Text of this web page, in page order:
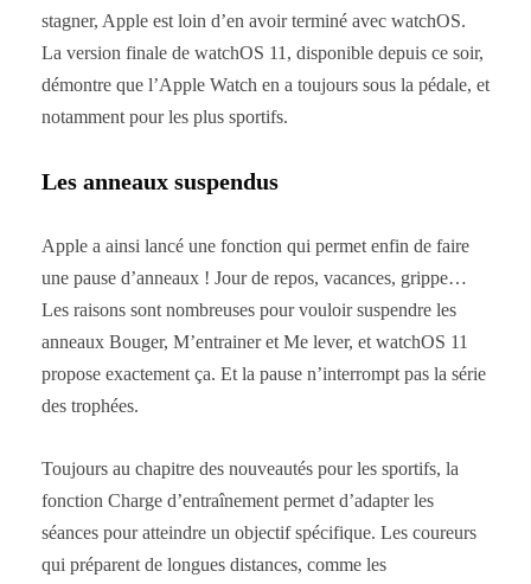
stagner, Apple est loin d’en avoir terminé avec watchOS.
La version finale de watchOS 11, disponible depuis ce soir,
démontre que l’Apple Watch en a toujours sous la pédale, et
notamment pour les plus sportifs.
Les anneaux suspendus
Apple a ainsi lancé une fonction qui permet enfin de faire
une pause d’anneaux ! Jour de repos, vacances, grippe…
Les raisons sont nombreuses pour vouloir suspendre les
anneaux Bouger, M’entrainer et Me lever, et watchOS 11
propose exactement ça. Et la pause n’interrompt pas la série
des trophées.
Toujours au chapitre des nouveautés pour les sportifs, la
fonction Charge d’entraînement permet d’adapter les
séances pour atteindre un objectif spécifique. Les coureurs
qui préparent de longues distances, comme les